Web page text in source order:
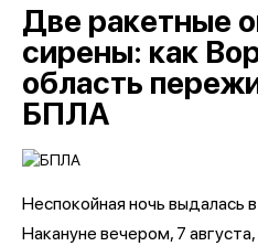
Две ракетные
сирены: как
область
БПЛА
Неспокойная ночь выдалась
Накануне вечером, 7